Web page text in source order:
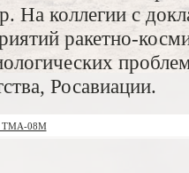
На коллегии с
ракетно-
Росавиации.
ТМА-08М